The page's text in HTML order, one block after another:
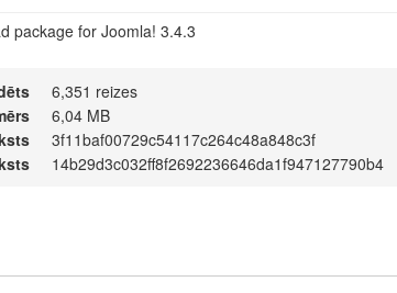
package for Joomla! 3.4.3
6,351 reizes
6,04 MB
3f11baf00729c54117c264c48a848c3f
14b29d3c032ff8f2692236646da1f947127790b4